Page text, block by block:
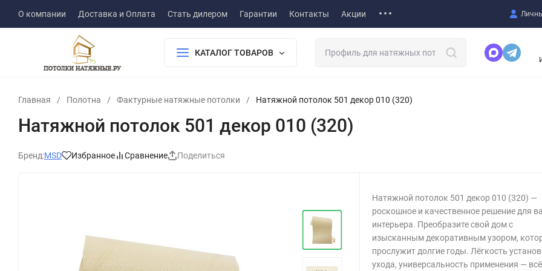
О компании Доставка и Оплата Стать дилером Гарантии Контакты Акции
КАТАЛОГ ТОВАРОВ
Главная / Полотна / Фактурные натяжные потолки / Натяжной потолок 501 декор 010 (320)
Натяжной потолок 501 декор 010 (320)
Бренд:MSD Избранное Сравнение Поделиться
Натяжной потолок 501 декор 010 (320) —
роскошное и качественное решение для
интерьера. Преобразите свой дом с
изысканным декоративным узором,
прослужит долгие годы. Лёгкость
ухода, универсальность применения —